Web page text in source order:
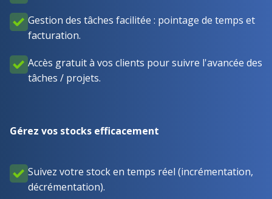
Gestion des tâches facilitée : pointage de temps et
facturation.
Accès gratuit à vos clients pour suivre l'avancée des
tâches / projets.
Gérez vos stocks efficacement
Suivez votre stock en temps réel (incrémentation,
décrémentation).